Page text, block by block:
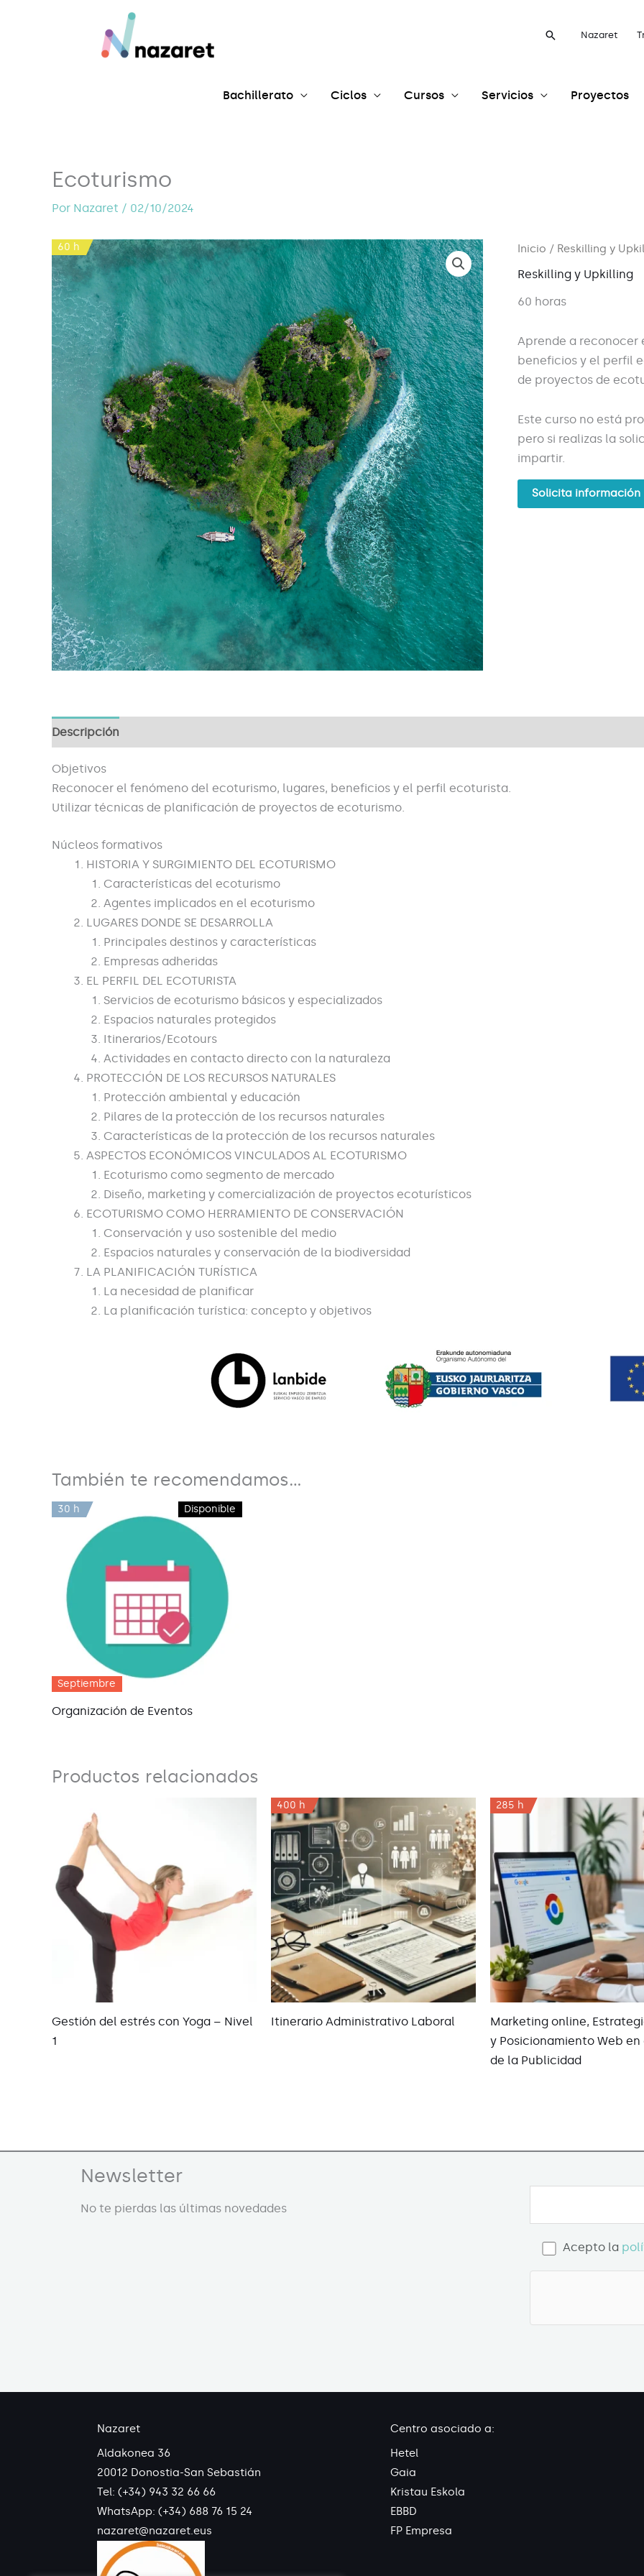
BuscarNazaret
Bachillerato Ciclos Cursos Servicios Proyectos
Ecoturismo
Por Nazaret / 02/10/2024
60 h Inicio / Reskilling y
Reskilling y Upkilling
60 horas
Aprende a reconocer
beneficios y el perfil
de proyectos de
Este curso no está
pero si realizas la
impartir.
Solicita información
Descripción
Objetivos
Reconocer el fenómeno del ecoturismo, lugares, beneficios y el perfil ecoturista.
Utilizar técnicas de planificación de proyectos de ecoturismo.
Núcleos formativos
HISTORIA Y SURGIMIENTO DEL ECOTURISMO
Características del ecoturismo
Agentes implicados en el ecoturismo
LUGARES DONDE SE DESARROLLA
Principales destinos y características
Empresas adheridas
EL PERFIL DEL ECOTURISTA
Servicios de ecoturismo básicos y especializados
Espacios naturales protegidos
Itinerarios/Ecotours
Actividades en contacto directo con la naturaleza
PROTECCIÓN DE LOS RECURSOS NATURALES
Protección ambiental y educación
Pilares de la protección de los recursos naturales
Características de la protección de los recursos naturales
ASPECTOS ECONÓMICOS VINCULADOS AL ECOTURISMO
Ecoturismo como segmento de mercado
Diseño, marketing y comercialización de proyectos ecoturísticos
ECOTURISMO COMO HERRAMIENTO DE CONSERVACIÓN
Conservación y uso sostenible del medio
Espacios naturales y conservación de la biodiversidad
LA PLANIFICACIÓN TURÍSTICA
La necesidad de planificar
La planificación turística: concepto y objetivos
También te recomendamos…
Septiembre
Disponible
30 h
Organización de Eventos
Productos relacionados
Gestión del estrés con Yoga – Nivel
1
400 h
Itinerario Administrativo Laboral
285 h
Marketing online,
y Posicionamiento Web
de la Publicidad
Newsletter
No te pierdas las últimas novedades
Acepto la
Nazaret
Aldakonea 36
20012 Donostia-San Sebastián
Tel: (+34) 943 32 66 66
WhatsApp: (+34) 688 76 15 24
nazaret@nazaret.eus
Centro asociado a:
Hetel
Gaia
Kristau Eskola
EBBD
FP Empresa